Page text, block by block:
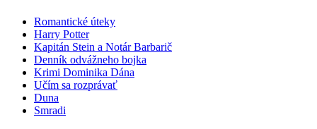
Romantické úteky
Harry Potter
Kapitán Stein a Notár Barbarič
Denník odvážneho bojka
Krimi Dominika Dána
Učím sa rozprávať
Duna
Smradi